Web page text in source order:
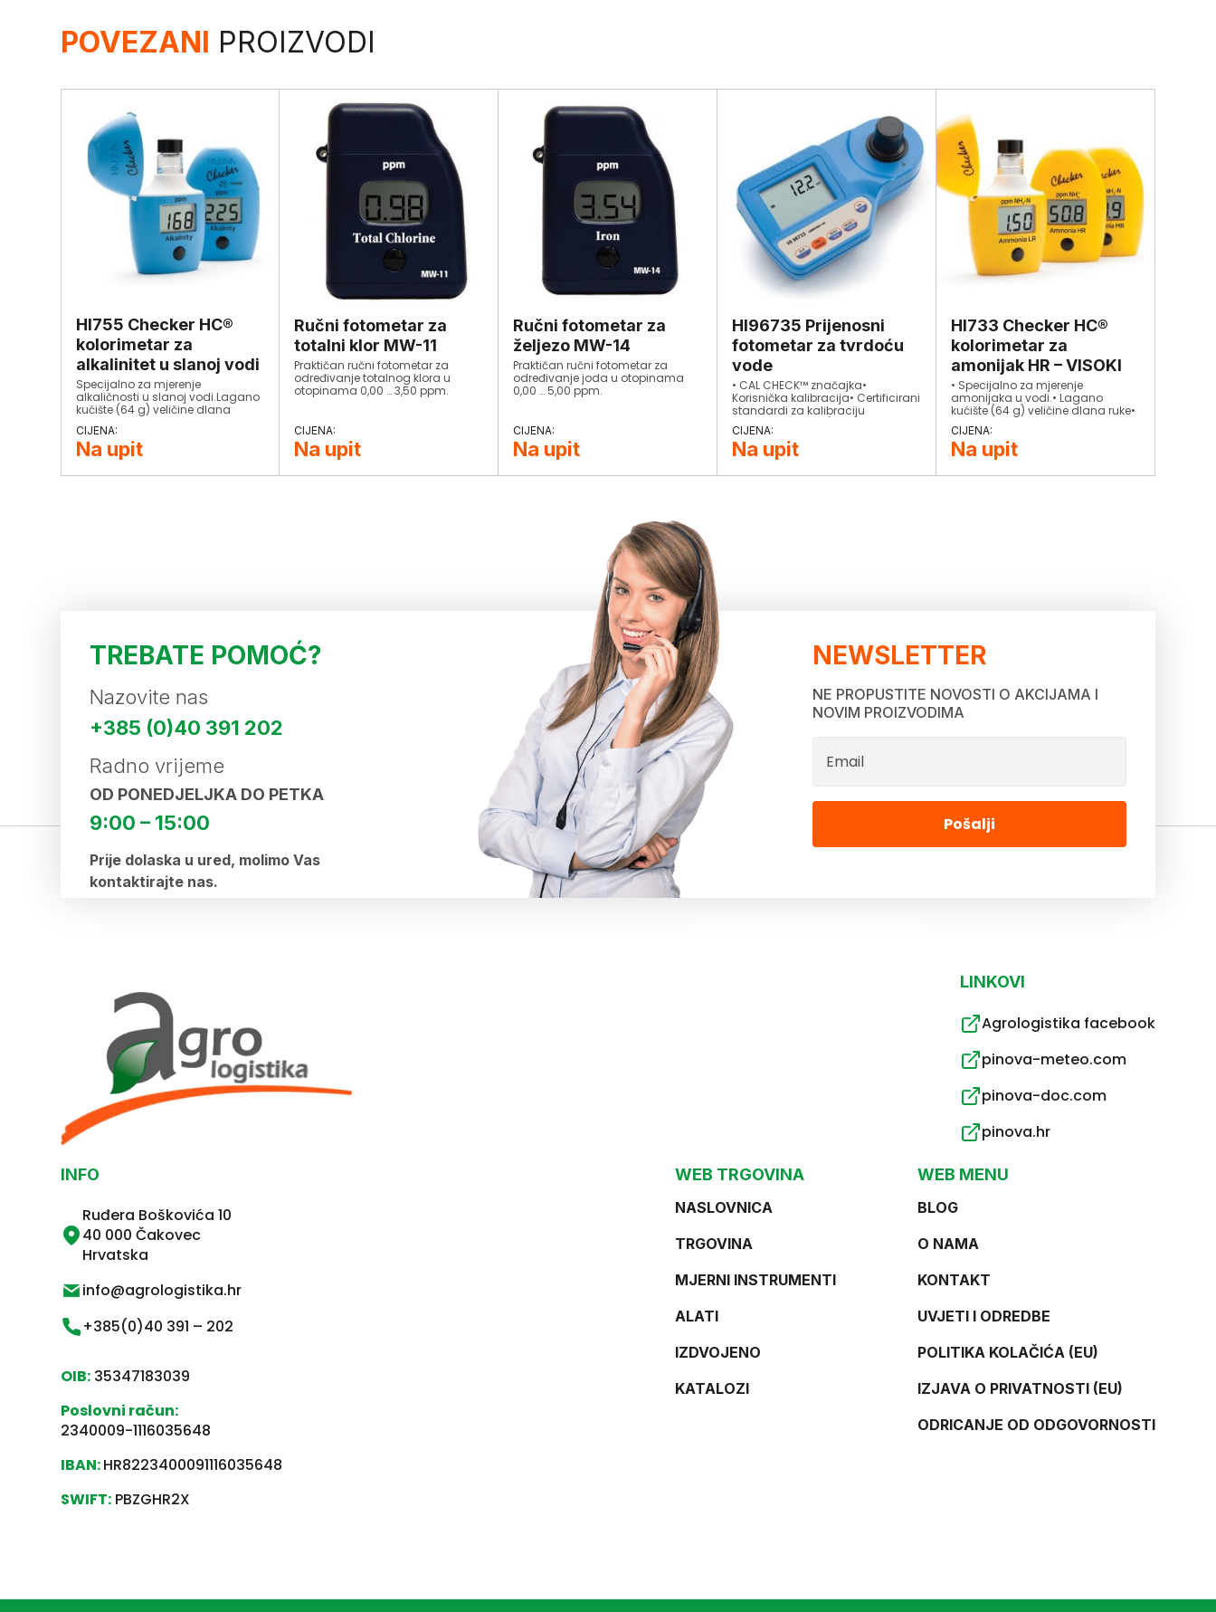
POVEZANI PROIZVODI
HI755 Checker HC®
kolorimetar za
alkalinitet u slanoj vodi
Specijalno za mjerenje
alkaličnosti u slanoj vodi.Lagano
kućište (64 g) veličine dlana
pomoću jedne tipkeBrzi i precizni
mjerni rezultatiVelik i čitljiv
displayAutomatsko isključivanje
Na upit
Ručni fotometar za
totalni klor MW-11
Praktičan ručni fotometar za
određivanje totalnog klora u
otopinama 0,00 … 3,50 ppm.
Na upit
Ručni fotometar za
željezo MW-14
Praktičan ručni fotometar za
određivanje joda u otopinama
0,00 … 5,00 ppm.
Na upit
HI96735 Prijenosni
fotometar za tvrdoću
vode
• CAL CHECK™ značajka•
Korisnička kalibracija• Certificirani
standardi za kalibraciju
ivalidaciju• BEPS (Sustav
sprječavanja pogreškebaterije)•
TIMER funkcija• Automatsko
gašenje• GLP značajka
Na upit
HI733 Checker HC®
kolorimetar za
amonijak HR – VISOKI
• Specijalno za mjerenje
amonijaka u vodi.• Lagano
kućište (64 g) veličine dlana ruke•
Jednostavno rukovanje pomoću
jedne tipke• Brzi i precizni mjerni
rezultati• Velik i čitljiv display•
Automatsko isključivanje
Na upit
TREBATE POMOĆ?
Nazovite nas
+385 (0)40 391 202
Radno vrijeme
OD PONEDJELJKA DO PETKA
9:00 – 15:00
Prije dolaska u ured, molimo Vas
kontaktirajte nas.
NEWSLETTER
NE PROPUSTITE NOVOSTI O AKCIJAMA I
NOVIM PROIZVODIMA
Pošalji
INFO
Ruđera Boškovića 10
40 000 Čakovec
Hrvatska
info@agrologistika.hr
+385(0)40 391 – 202
OIB: 35347183039
Poslovni račun:
2340009-1116035648
IBAN:HR8223400091116035648
SWIFT: PBZGHR2X
LINKOVI
Agrologistika facebook
pinova-meteo.com
pinova-doc.com
pinova.hr
WEB TRGOVINA
NASLOVNICA
TRGOVINA
MJERNI INSTRUMENTI
ALATI
IZDVOJENO
KATALOZI
WEB MENU
BLOG
O NAMA
KONTAKT
UVJETI I ODREDBE
POLITIKA KOLAČIĆA (EU)
IZJAVA O PRIVATNOSTI (EU)
ODRICANJE OD ODGOVORNOSTI